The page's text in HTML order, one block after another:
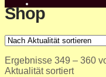
Shop
Ergebnisse 349 – 360
Aktualität sortiert